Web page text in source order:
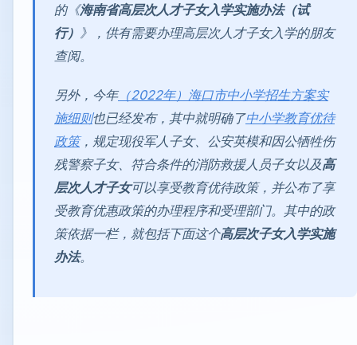
的《海南省高层次人才子女入学实施办法（试
行） 》，供有需要办理高层次人才子女入学的朋友
查阅。
另外，今年（2022年）海口市中小学招生方案实
施细则也已经发布，其中就明确了中小学教育优待
政策，规定现役军人子女、公安英模和因公牺牲伤
残警察子女、符合条件的消防救援人员子女以及高
层次人才子女可以享受教育优待政策，并公布了享
受教育优惠政策的办理程序和受理部门。其中的政
策依据一栏，就包括下面这个高层次子女入学实施
办法。